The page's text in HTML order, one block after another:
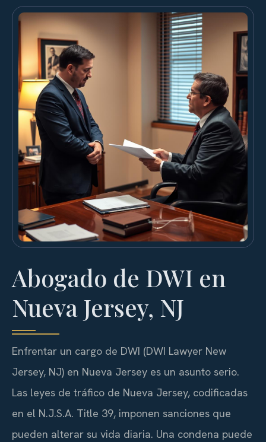
Abogado de DWI en
Nueva Jersey, NJ
Enfrentar un cargo de DWI (DWI Lawyer New
Jersey, NJ) en Nueva Jersey es un asunto serio.
Las leyes de tráfico de Nueva Jersey, codificadas
en el N.J.S.A. Title 39, imponen sanciones que
pueden alterar su vida diaria. Una condena puede